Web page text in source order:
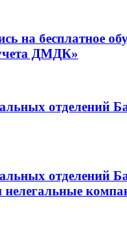
на бесплатное
ДМДК»
отделений
отделений
нелегальные